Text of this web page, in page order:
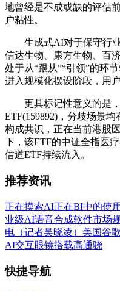
地曾经是不成或缺的评估
户粘性。
生成式AI对于保守行业
信达生物、康方生物、百
处于从“跟从”“引领”的环
进入规模化摆设阶段，用
更具标记性意义的是，
ETF(159892)，分歧场景
构成共识，正在当前港股
下，该ETF的中证全指医
借道ETF持续流入。
推荐资讯
正在摸索AI正在BI中的使用
业级AI语音合成软件市场
电（记者吴晓凌）美国谷
AI交互眼镜搭载高通骁
快捷导航